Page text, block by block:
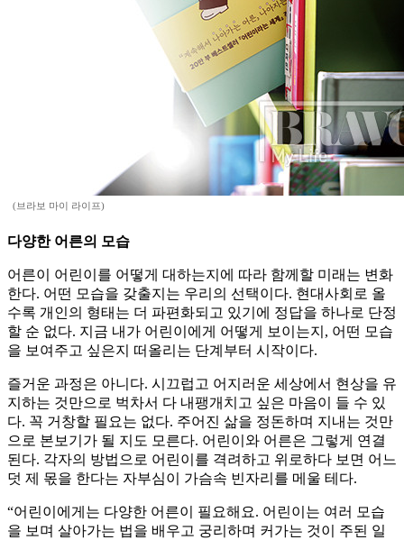
(브라보 마이 라이프)
다양한 어른의 모습
어른이 어린이를 어떻게 대하는지에 따라 함께할 미래는 변화
한다. 어떤 모습을 갖출지는 우리의 선택이다. 현대사회로 올
수록 개인의 형태는 더 파편화되고 있기에 정답을 하나로 단정
할 순 없다. 지금 내가 어린이에게 어떻게 보이는지, 어떤 모습
을 보여주고 싶은지 떠올리는 단계부터 시작이다.
즐거운 과정은 아니다. 시끄럽고 어지러운 세상에서 현상을 유
지하는 것만으로 벅차서 다 내팽개치고 싶은 마음이 들 수 있
다. 꼭 거창할 필요는 없다. 주어진 삶을 정돈하며 지내는 것만
으로 본보기가 될 지도 모른다. 어린이와 어른은 그렇게 연결
된다. 각자의 방법으로 어린이를 격려하고 위로하다 보면 어느
덧 제 몫을 한다는 자부심이 가슴속 빈자리를 메울 테다.
“어린이에게는 다양한 어른이 필요해요. 어린이는 여러 모습
을 보며 살아가는 법을 배우고 궁리하며 커가는 것이 주된 일